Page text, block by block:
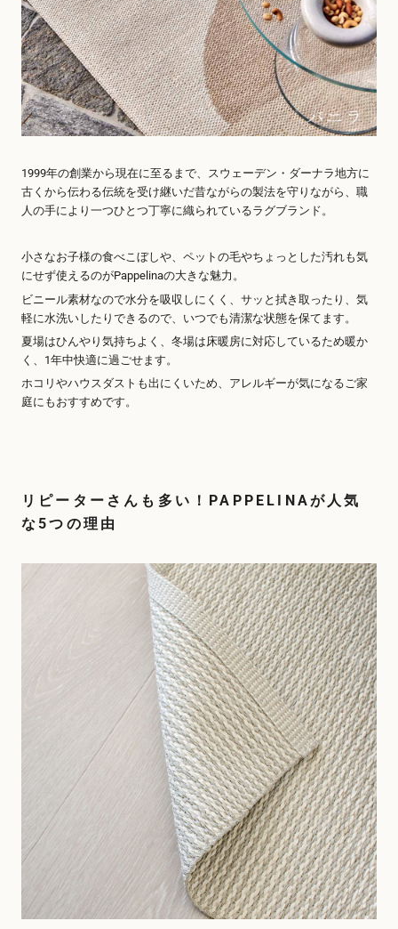
1999年の創業から現在に至るまで、スウェーデン・ダーナラ地方に
古くから伝わる伝統を受け継いだ昔ながらの製法を守りながら、職
人の手により一つひとつ丁寧に織られているラグブランド。
小さなお子様の食べこぼしや、ペットの毛やちょっとした汚れも気
にせず使えるのがPappelinaの大きな魅力。
ビニール素材なので水分を吸収しにくく、サッと拭き取ったり、気
軽に水洗いしたりできるので、いつでも清潔な状態を保てます。
夏場はひんやり気持ちよく、冬場は床暖房に対応しているため暖か
く、1年中快適に過ごせます。
ホコリやハウスダストも出にくいため、アレルギーが気になるご家
庭にもおすすめです。
リピーターさんも多い！PAPPELINAが人気
な5つの理由